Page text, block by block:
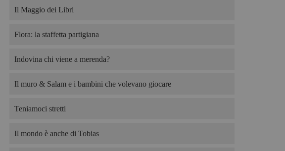
Il Maggio dei Libri
Flora: la staffetta partigiana
Indovina chi viene a merenda?
Il muro & Salam e i bambini che volevano giocare
Teniamoci stretti
Il mondo è anche di Tobias